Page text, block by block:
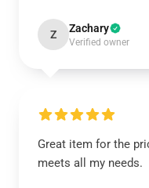
Z Zachary
Verified owner
Great item for the
meets all my needs.